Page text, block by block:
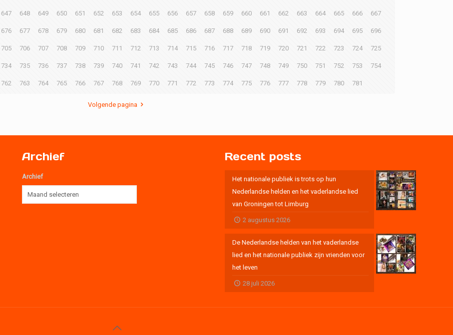
647 648 649 650 651 652 653 654 655 656 657 658 659 660 661 662 663 664 665 666 667
676 677 678 679 680 681 682 683 684 685 686 687 688 689 690 691 692 693 694 695 696
705 706 707 708 709 710 711 712 713 714 715 716 717 718 719 720 721 722 723 724 725
734 735 736 737 738 739 740 741 742 743 744 745 746 747 748 749 750 751 752 753 754
762 763 764 765 766 767 768 769 770 771 772 773 774 775 776 777 778 779 780 781
Volgende pagina
Archief
Archief
Recent posts
Het nationale publiek is trots op hun
Nederlandse helden en het vaderlandse lied
van Groningen tot Limburg
2 augustus 2026
De Nederlandse helden van het vaderlandse
lied en het nationale publiek zijn vrienden voor
het leven
28 juli 2026